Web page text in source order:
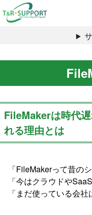
FileMakerは時代
れる理由とは
「FileMakerって昔の
「今はクラウドや
「まだ使っている会社